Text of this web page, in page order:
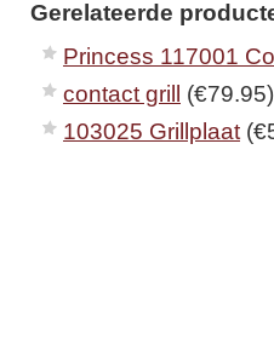
Gerelateerde
Princess 117001
contact grill (€79.95)
103025 Grillplaat